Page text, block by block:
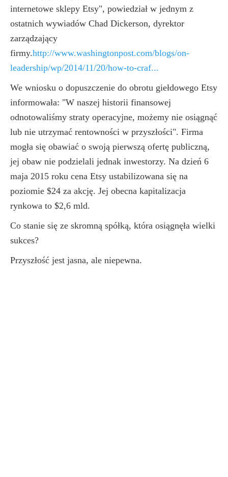
internetowe sklepy Etsy", powiedział w jednym z
ostatnich wywiadów Chad Dickerson, dyrektor
zarządzający
firmy.http://www.washingtonpost.com/blogs/on-
leadership/wp/2014/11/20/how-to-craf...
We wniosku o dopuszczenie do obrotu giełdowego Etsy
informowała: "W naszej historii finansowej
odnotowaliśmy straty operacyjne, możemy nie osiągnąć
lub nie utrzymać rentowności w przyszłości". Firma
mogła się obawiać o swoją pierwszą ofertę publiczną,
jej obaw nie podzielali jednak inwestorzy. Na dzień 6
maja 2015 roku cena Etsy ustabilizowana się na
poziomie $24 za akcję. Jej obecna kapitalizacja
rynkowa to $2,6 mld.
Co stanie się ze skromną spółką, która osiągnęła wielki
sukces?
Przyszłość jest jasna, ale niepewna.